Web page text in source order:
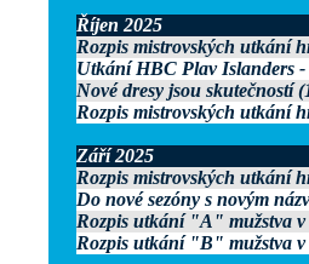
Říjen 2025
Rozpis mistrovských utkání
Utkání HBC Plav Islanders -
Nové dresy jsou skutečností
Rozpis mistrovských utkání
Září 2025
Rozpis mistrovských utkání
Do nové sezóny s novým
Rozpis utkání "A" mužstva v
Rozpis utkání "B" mužstva v